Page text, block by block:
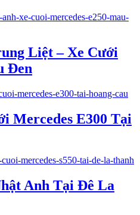
Liệt – Xe Cưới
Đen
Mercedes E300 Tại
Anh Tại Đê La